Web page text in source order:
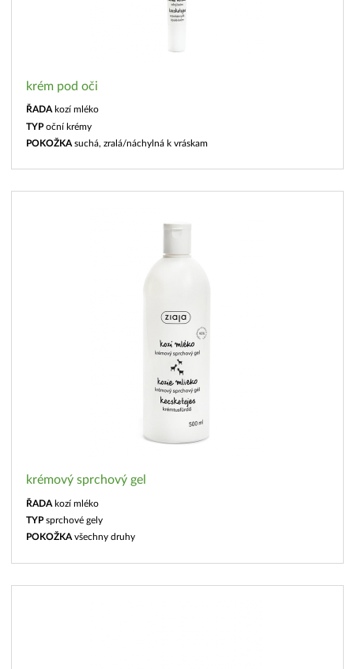
krém pod oči
ŘADA kozí mléko
TYP oční krémy
POKOŽKA suchá, zralá/náchylná k vráskam
krémový sprchový gel
ŘADA kozí mléko
TYP sprchové gely
POKOŽKA všechny druhy